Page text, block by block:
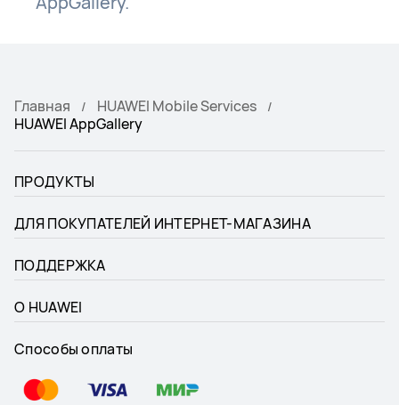
Главная
HUAWEI Mobile Services
HUAWEI AppGallery
ПРОДУКТЫ
ДЛЯ ПОКУПАТЕЛЕЙ ИНТЕРНЕТ-МАГАЗИНА
ПОДДЕРЖКА
О HUAWEI
Способы оплаты